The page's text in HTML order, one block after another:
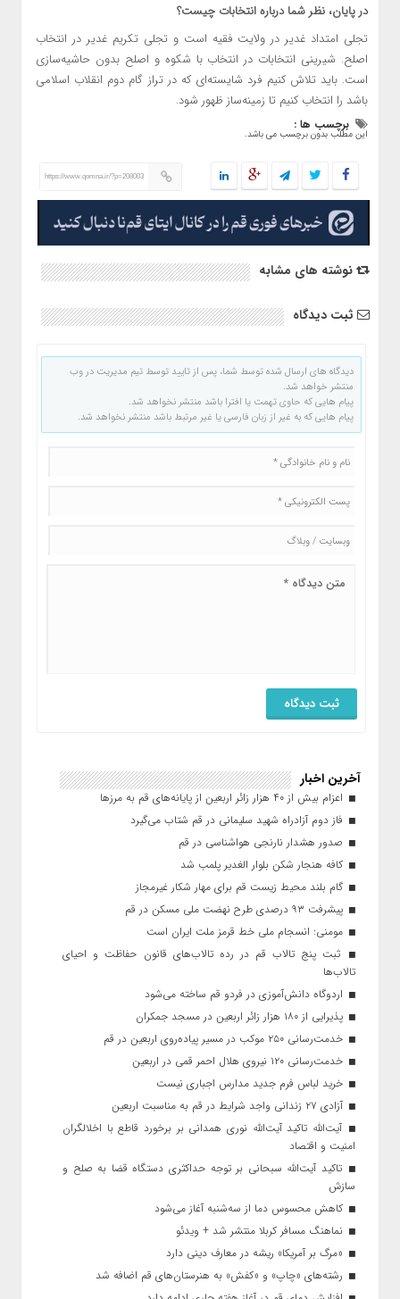
در پایان، نظر شما درباره انتخابات چیست؟
تجلی امتداد غدیر در ولایت فقیه است و تجلی تکریم غدیر در انتخاب
اصلح. شیرینی انتخابات در انتخاب با شکوه و اصلح بدون حاشیه‌سازی
است. باید تلاش کنیم فرد شایسته‌ای که در تراز گام دوم انقلاب اسلامی
باشد را انتخاب کنیم تا زمینه‌ساز ظهور شود.
برچسب ها :
این مطلب بدون برچسب می باشد.
https://www.qomna.ir/?p=208003
نوشته های مشابه
ثبت دیدگاه
دیدگاه های ارسال شده توسط شما، پس از تایید توسط تیم مدیریت در وب
منتشر خواهد شد.
پیام هایی که حاوی تهمت یا افترا باشد منتشر نخواهد شد.
پیام هایی که به غیر از زبان فارسی یا غیر مرتبط باشد منتشر نخواهد شد.
آخرین اخبار
اعزام بیش از ۴۰ هزار زائر اربعین از پایانه‌های قم به مرزها
فاز دوم آزادراه شهید سلیمانی در قم شتاب می‌گیرد
صدور هشدار نارنجی هواشناسی در قم
کافه هنجار شکن بلوار الغدیر پلمب شد
گام بلند محیط زیست قم برای مهار شکار غیرمجاز
پیشرفت ۹۳ درصدی طرح نهضت ملی مسکن در قم
مومنی: انسجام ملی خط قرمز ملت ایران است
ثبت پنج تالاب قم در رده تالاب‌های قانون حفاظت و احیای
تالاب‌ها
اردوگاه دانش‌آموزی در فردو قم ساخته می‌شود
پذیرایی از ۱۸۰ هزار زائر اربعین در مسجد جمکران
خدمت‌رسانی ۲۵۰ موکب در مسیر پیاده‌روی اربعین در قم
خدمت‌رسانی ۱۲۰ نیروی هلال احمر قمی در اربعین
خرید لباس فرم جدید مدارس اجباری نیست
آزادی ۲۷ زندانی واجد شرایط در قم به مناسبت اربعین
آیت‌الله تاکید آیت‌الله نوری همدانی بر برخورد قاطع با اخلالگران
امنیت و اقتصاد
تاکید آیت‌الله‌ سبحانی بر توجه حداکثری دستگاه قضا به صلح و
سازش
کاهش محسوس دما از سه‌شنبه آغاز می‌شود
نماهنگ مسافر کربلا منتشر شد + ویدئو
«مرگ بر آمریکا» ریشه در معارف دینی دارد
رشته‌های «چاپ» و «کفش» به هنرستان‌های قم اضافه شد